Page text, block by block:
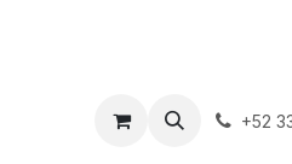
Contáctenos+52